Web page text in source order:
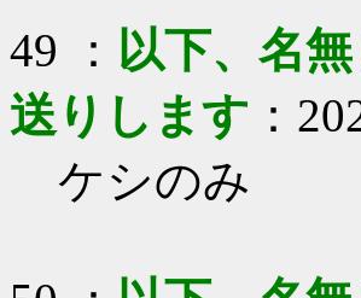
49 ： 以下、名
送りします ：
ケシのみ